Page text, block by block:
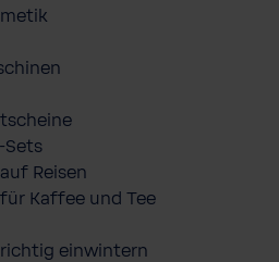
Sets
Reisen
Kaffee und Tee
einwintern